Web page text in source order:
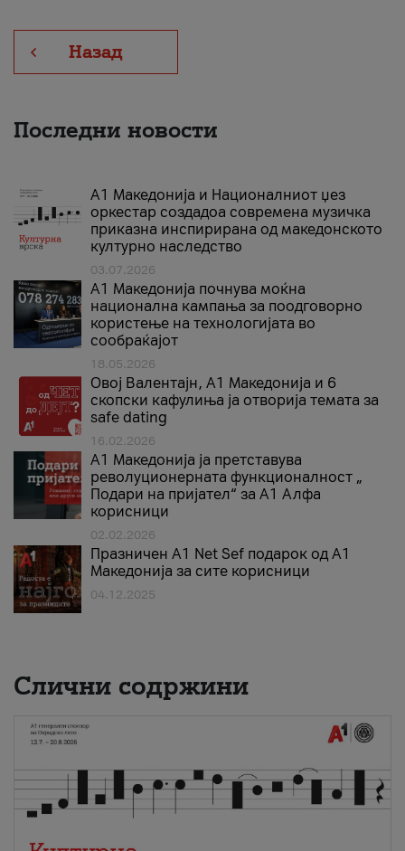
Назад
Последни новости
А1 Македонија и Националниот џез
оркестар создадоа современа музичка
приказна инспирирана од македонското
културно наследство
03.07.2026
A1 Македонија почнува моќна
национална кампања за поодговорно
користење на технологијата во
сообраќајот
18.05.2026
Овој Валентајн, A1 Македонија и 6
скопски кафулиња ја отворија темата за
safe dating
16.02.2026
А1 Македонија ја претставува
револуционерната функционалност „
Подари на пријател“ за А1 Алфа
корисници
02.02.2026
Празничен A1 Net Sеf подарок од А1
Македонија за сите корисници
04.12.2025
Слични содржини